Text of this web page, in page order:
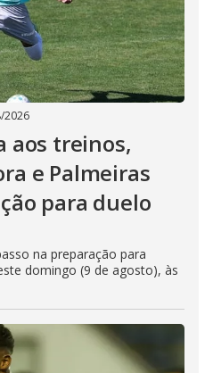
2026
aos treinos,
e Palmeiras
para duelo
na preparação para
domingo (9 de agosto), às